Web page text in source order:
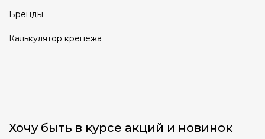
Бренды
Калькулятор крепежа
Хочу быть в курсе акций и новинок